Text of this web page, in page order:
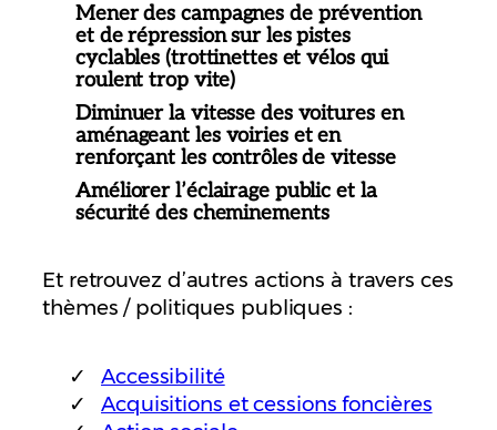
Mener des campagnes de prévention
et de répression sur les pistes
cyclables (trottinettes et vélos qui
roulent trop vite)
Diminuer la vitesse des voitures en
aménageant les voiries et en
renforçant les contrôles de vitesse
Améliorer l’éclairage public et la
sécurité des cheminements
Et retrouvez d’autres actions à travers ces
thèmes / politiques publiques :
Accessibilité
Acquisitions et cessions foncières